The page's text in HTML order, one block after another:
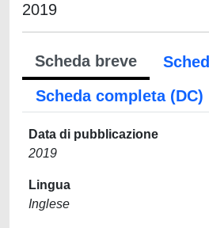
2019
Scheda breve
Scheda completa (DC)
Data di pubblicazione
2019
Lingua
Inglese